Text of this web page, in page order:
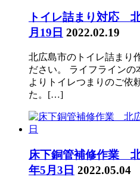
トイレ詰まり対応
月19日 2022.02.19
北広島市のトイレ詰まり
ださい。 ライフライン
よりトイレつまりのご依
た。[…]
床下銅管補修作業
年5月3日 2022.05.04